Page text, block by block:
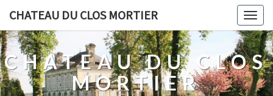
CHATEAU DU CLOS MORTIER
CHATEAU DU CLOS
MORTIER